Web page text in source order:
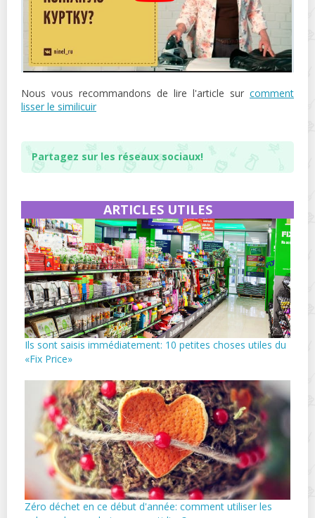
Nous vous recommandons de lire l'article sur comment
lisser le similicuir
Partagez sur les réseaux sociaux!
ARTICLES UTILES
Ils sont saisis immédiatement: 10 petites choses utiles du
«Fix Price»
Zéro déchet en ce début d'année: comment utiliser les